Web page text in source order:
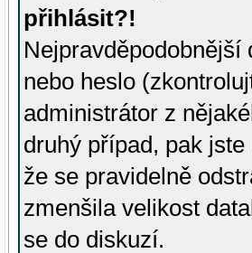
přihlásit?!
Nejpravděpodobnější
nebo heslo
administrátor z
druhý případ, pak
že se pravidelně
zmenšila velikost
se do diskuzí.